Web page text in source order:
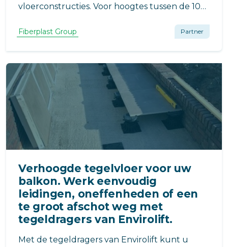
vloerconstructies. Voor hoogtes tussen de 10
Fiberplast Group Partner
Verhoogde tegelvloer voor uw
balkon. Werk eenvoudig
leidingen, oneffenheden of een
te groot afschot weg met
tegeldragers van Envirolift.
Met de tegeldragers van Envirolift kunt u